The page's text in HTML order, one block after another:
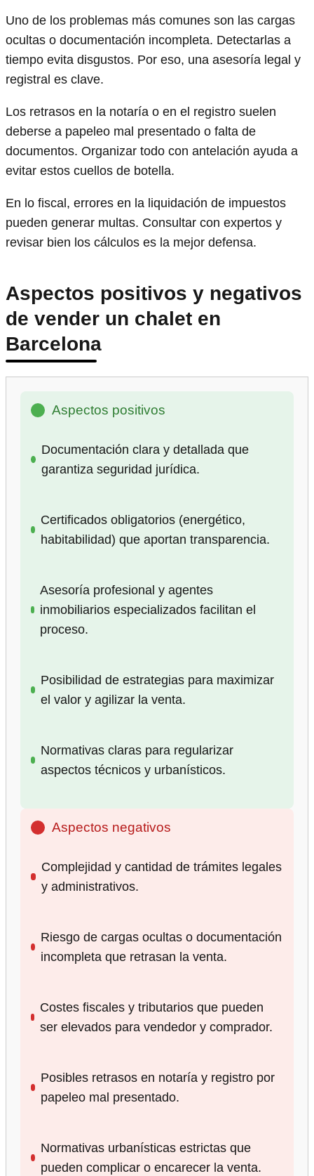
Uno de los problemas más comunes son las cargas
ocultas o documentación incompleta. Detectarlas a
tiempo evita disgustos. Por eso, una asesoría legal y
registral es clave.
Los retrasos en la notaría o en el registro suelen
deberse a papeleo mal presentado o falta de
documentos. Organizar todo con antelación ayuda a
evitar estos cuellos de botella.
En lo fiscal, errores en la liquidación de impuestos
pueden generar multas. Consultar con expertos y
revisar bien los cálculos es la mejor defensa.
Aspectos positivos y negativos
de vender un chalet en
Barcelona
Aspectos positivos
Documentación clara y detallada que
garantiza seguridad jurídica.
Certificados obligatorios (energético,
habitabilidad) que aportan transparencia.
Asesoría profesional y agentes
inmobiliarios especializados facilitan el
proceso.
Posibilidad de estrategias para maximizar
el valor y agilizar la venta.
Normativas claras para regularizar
aspectos técnicos y urbanísticos.
Aspectos negativos
Complejidad y cantidad de trámites legales
y administrativos.
Riesgo de cargas ocultas o documentación
incompleta que retrasan la venta.
Costes fiscales y tributarios que pueden
ser elevados para vendedor y comprador.
Posibles retrasos en notaría y registro por
papeleo mal presentado.
Normativas urbanísticas estrictas que
pueden complicar o encarecer la venta.